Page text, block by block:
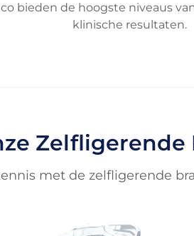
bieden de hoogste niveaus
klinische resultaten.
Zelfligerende
met de zelfligerende